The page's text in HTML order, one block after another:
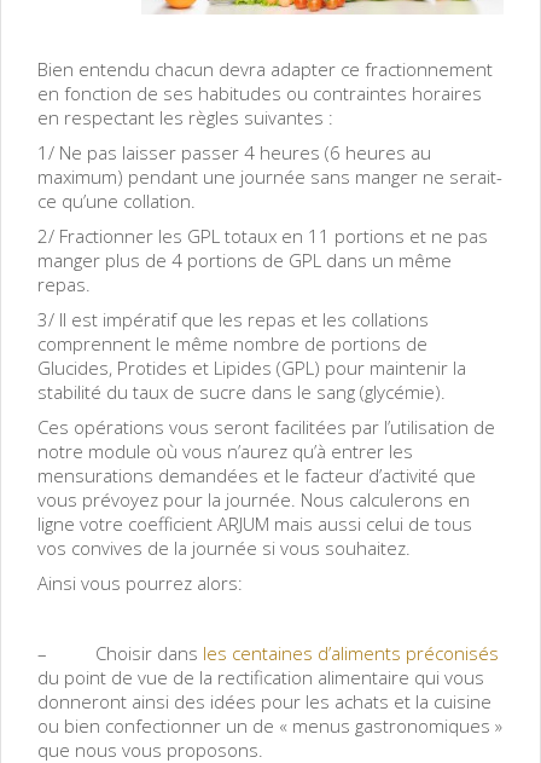
Bien entendu chacun devra adapter ce fractionnement
en fonction de ses habitudes ou contraintes horaires
en respectant les règles suivantes :
1/ Ne pas laisser passer 4 heures (6 heures au
maximum) pendant une journée sans manger ne serait-
ce qu’une collation.
2/ Fractionner les GPL totaux en 11 portions et ne pas
manger plus de 4 portions de GPL dans un même
repas.
3/ Il est impératif que les repas et les collations
comprennent le même nombre de portions de
Glucides, Protides et Lipides (GPL) pour maintenir la
stabilité du taux de sucre dans le sang (glycémie).
Ces opérations vous seront facilitées par l’utilisation de
notre module où vous n’aurez qu’à entrer les
mensurations demandées et le facteur d’activité que
vous prévoyez pour la journée. Nous calculerons en
ligne votre coefficient ARJUM mais aussi celui de tous
vos convives de la journée si vous souhaitez.
Ainsi vous pourrez alors:
– Choisir dans les centaines d’aliments préconisés
du point de vue de la rectification alimentaire qui vous
donneront ainsi des idées pour les achats et la cuisine
ou bien confectionner un de « menus gastronomiques »
que nous vous proposons.